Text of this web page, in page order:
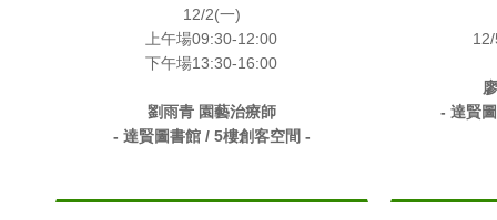
12/2(一)
上午場09:30-12:00
下午場13:30-16:00
劉雨青 園藝治療師
- 達賢圖書館 / 5樓創客空間 -
- 達賢